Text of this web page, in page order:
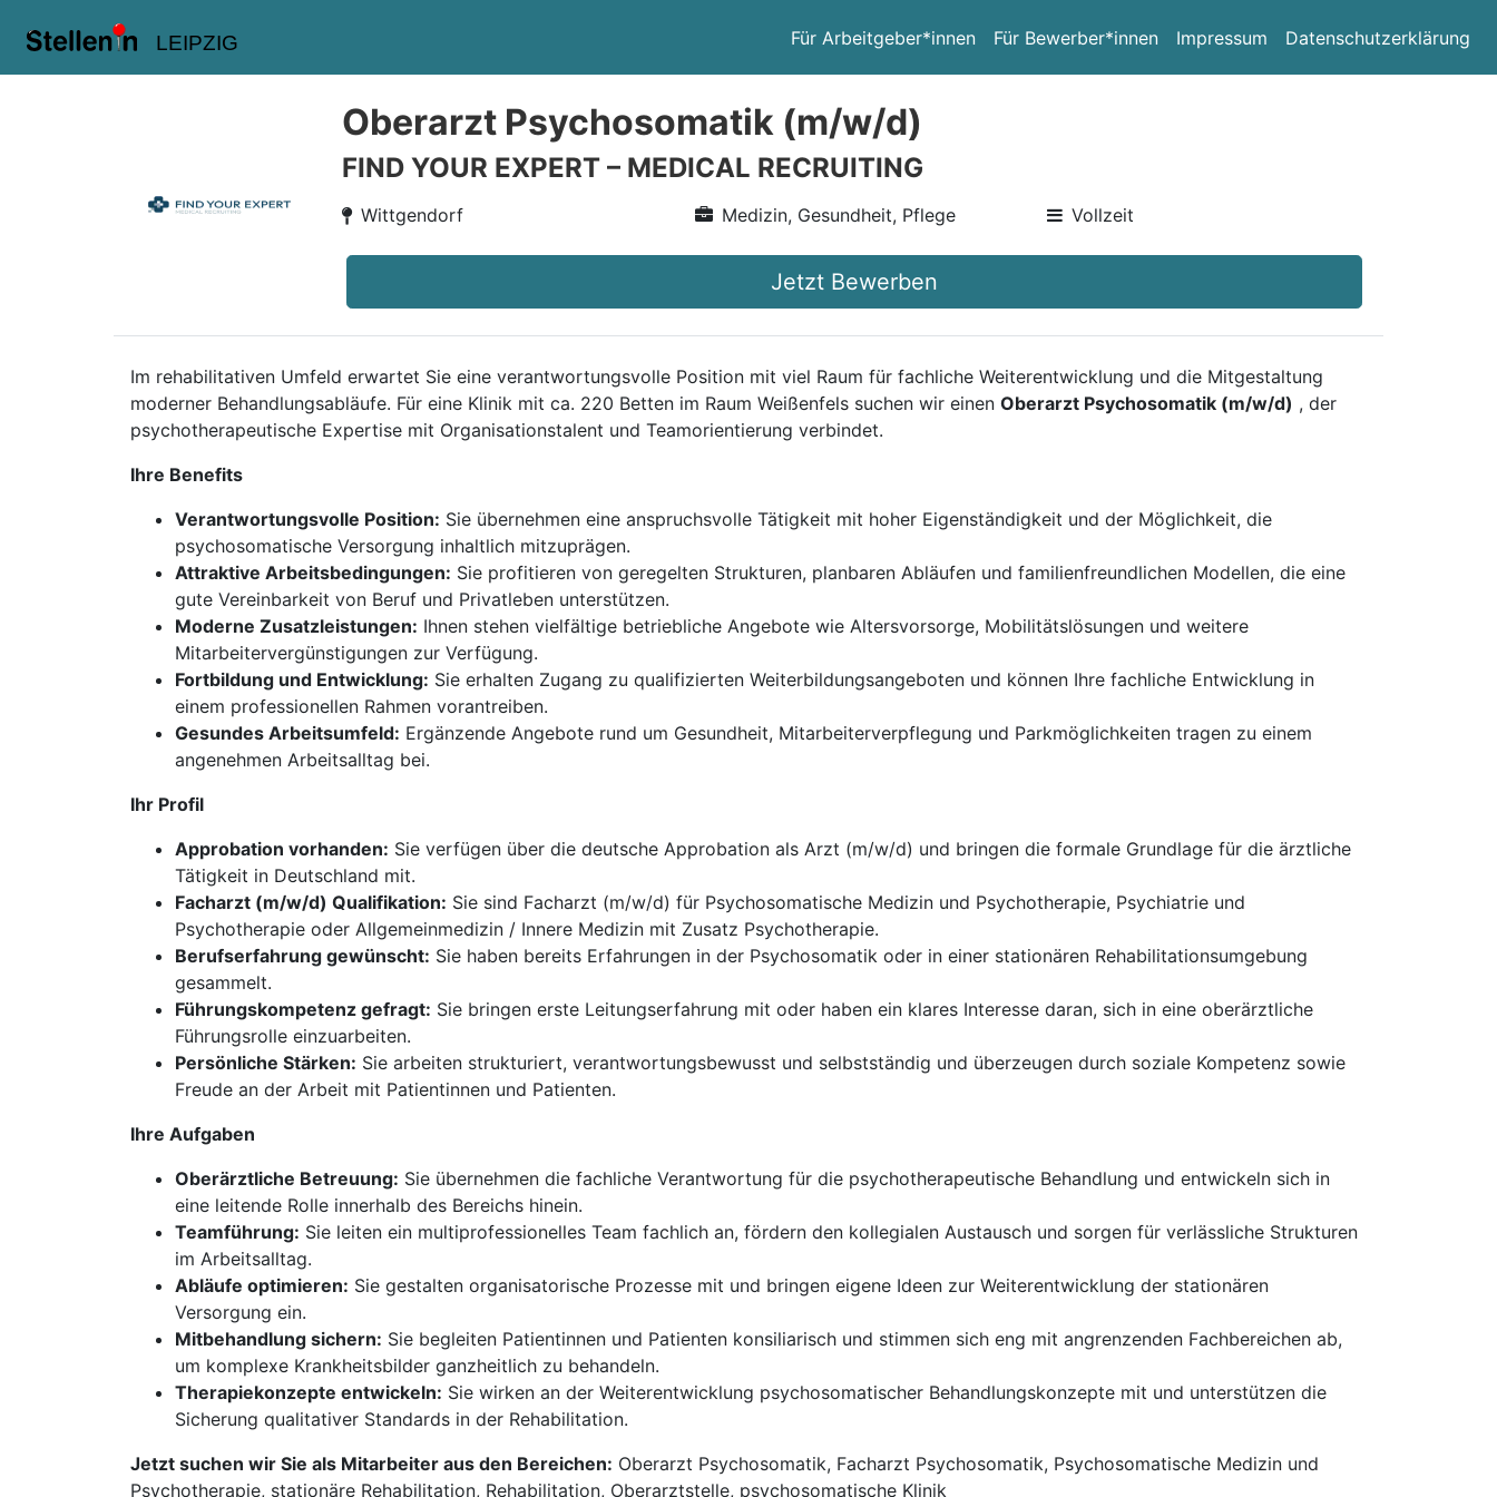
LEIPZIG Für Arbeitgeber*innen Für Bewerber*innen Impressum Datenschutzerklärung
Oberarzt Psychosomatik (m/w/d)
FIND YOUR EXPERT – MEDICAL RECRUITING
Wittgendorf Medizin, Gesundheit, Pflege Vollzeit
Jetzt Bewerben
Im rehabilitativen Umfeld erwartet Sie eine verantwortungsvolle Position mit viel Raum für fachliche Weiterentwicklung und die Mitgestaltung
moderner Behandlungsabläufe. Für eine Klinik mit ca. 220 Betten im Raum Weißenfels suchen wir einen Oberarzt Psychosomatik (m/w/d) , der
psychotherapeutische Expertise mit Organisationstalent und Teamorientierung verbindet.
Ihre Benefits
Verantwortungsvolle Position: Sie übernehmen eine anspruchsvolle Tätigkeit mit hoher Eigenständigkeit und der Möglichkeit, die
psychosomatische Versorgung inhaltlich mitzuprägen.
Attraktive Arbeitsbedingungen: Sie profitieren von geregelten Strukturen, planbaren Abläufen und familienfreundlichen Modellen, die eine
gute Vereinbarkeit von Beruf und Privatleben unterstützen.
Moderne Zusatzleistungen: Ihnen stehen vielfältige betriebliche Angebote wie Altersvorsorge, Mobilitätslösungen und weitere
Mitarbeitervergünstigungen zur Verfügung.
Fortbildung und Entwicklung: Sie erhalten Zugang zu qualifizierten Weiterbildungsangeboten und können Ihre fachliche Entwicklung in
einem professionellen Rahmen vorantreiben.
Gesundes Arbeitsumfeld: Ergänzende Angebote rund um Gesundheit, Mitarbeiterverpflegung und Parkmöglichkeiten tragen zu einem
angenehmen Arbeitsalltag bei.
Ihr Profil
Approbation vorhanden: Sie verfügen über die deutsche Approbation als Arzt (m/w/d) und bringen die formale Grundlage für die ärztliche
Tätigkeit in Deutschland mit.
Facharzt (m/w/d) Qualifikation: Sie sind Facharzt (m/w/d) für Psychosomatische Medizin und Psychotherapie, Psychiatrie und
Psychotherapie oder Allgemeinmedizin / Innere Medizin mit Zusatz Psychotherapie.
Berufserfahrung gewünscht: Sie haben bereits Erfahrungen in der Psychosomatik oder in einer stationären Rehabilitationsumgebung
gesammelt.
Führungskompetenz gefragt: Sie bringen erste Leitungserfahrung mit oder haben ein klares Interesse daran, sich in eine oberärztliche
Führungsrolle einzuarbeiten.
Persönliche Stärken: Sie arbeiten strukturiert, verantwortungsbewusst und selbstständig und überzeugen durch soziale Kompetenz sowie
Freude an der Arbeit mit Patientinnen und Patienten.
Ihre Aufgaben
Oberärztliche Betreuung: Sie übernehmen die fachliche Verantwortung für die psychotherapeutische Behandlung und entwickeln sich in
eine leitende Rolle innerhalb des Bereichs hinein.
Teamführung: Sie leiten ein multiprofessionelles Team fachlich an, fördern den kollegialen Austausch und sorgen für verlässliche Strukturen
im Arbeitsalltag.
Abläufe optimieren: Sie gestalten organisatorische Prozesse mit und bringen eigene Ideen zur Weiterentwicklung der stationären
Versorgung ein.
Mitbehandlung sichern: Sie begleiten Patientinnen und Patienten konsiliarisch und stimmen sich eng mit angrenzenden Fachbereichen ab,
um komplexe Krankheitsbilder ganzheitlich zu behandeln.
Therapiekonzepte entwickeln: Sie wirken an der Weiterentwicklung psychosomatischer Behandlungskonzepte mit und unterstützen die
Sicherung qualitativer Standards in der Rehabilitation.
Jetzt suchen wir Sie als Mitarbeiter aus den Bereichen: Oberarzt Psychosomatik, Facharzt Psychosomatik, Psychosomatische Medizin und
Psychotherapie, stationäre Rehabilitation, Rehabilitation, Oberarztstelle, psychosomatische Klinik